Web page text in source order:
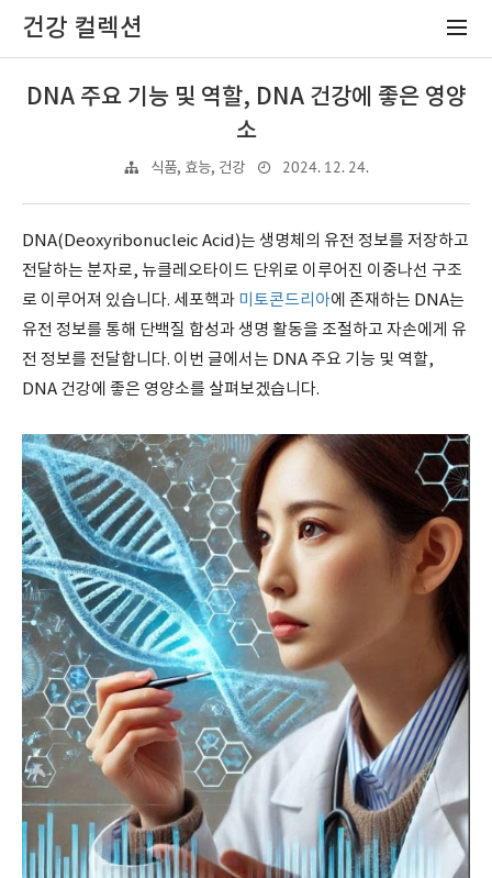
건강 컬렉션
DNA 주요 기능 및 역할, DNA 건강에 좋은 영양
소
식품, 효능, 건강 2024. 12. 24.
DNA(Deoxyribonucleic Acid)는 생명체의 유전 정보를 저장하고
전달하는 분자로, 뉴클레오타이드 단위로 이루어진 이중나선 구조
로 이루어져 있습니다. 세포핵과 미토콘드리아에 존재하는 DNA는
유전 정보를 통해 단백질 합성과 생명 활동을 조절하고 자손에게 유
전 정보를 전달합니다. 이번 글에서는 DNA 주요 기능 및 역할,
DNA 건강에 좋은 영양소를 살펴보겠습니다.